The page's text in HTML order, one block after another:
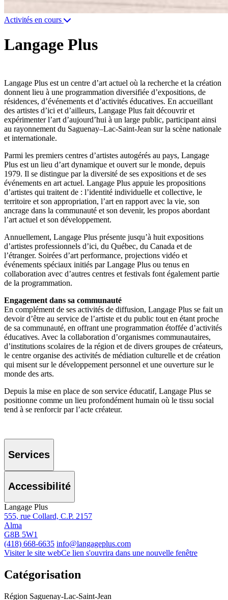
Activités en cours
Langage Plus
Langage Plus est un centre d’art actuel où la recherche et la création
donnent lieu à une programmation diversifiée d’expositions, de
résidences, d’événements et d’activités éducatives. En accueillant
des artistes d’ici et d’ailleurs, Langage Plus fait découvrir et
expérimenter l’art d’aujourd’hui à un large public, participant ainsi
au rayonnement du Saguenay–Lac-Saint-Jean sur la scène nationale
et internationale.
Parmi les premiers centres d’artistes autogérés au pays, Langage
Plus est un lieu d’art dynamique et ouvert sur le monde, depuis
1979. Il se distingue par la diversité de ses expositions et de ses
événements en art actuel. Langage Plus appuie les propositions
d’artistes qui traitent de : l’identité individuelle et collective, le
territoire et son appropriation, l’art en rapport avec la vie, son
ancrage dans la communauté et son devenir, les propos abordant
l’art actuel et son développement.
Annuellement, Langage Plus présente jusqu’à huit expositions
d’artistes professionnels d’ici, du Québec, du Canada et de
l’étranger. Soirées d’art performance, projections vidéo et
événements spéciaux initiés par Langage Plus ou tenus en
collaboration avec d’autres centres et festivals font également partie
de la programmation.
Engagement dans sa communauté
En complément de ses activités de diffusion, Langage Plus se fait un
devoir d’être au service de l’artiste et du public tout en étant proche
de sa communauté, en offrant une programmation étoffée d’activités
éducatives. Avec la collaboration d’organismes communautaires,
d’institutions scolaires de la région et de divers groupes de créateurs,
le centre organise des activités de médiation culturelle et de création
qui misent sur le développement personnel et une ouverture sur le
monde des arts.
Depuis la mise en place de son service éducatif, Langage Plus se
positionne comme un lieu profondément humain où le tissu social
tend à se renforcir par l’acte créateur.
Services
Accessibilité
Langage Plus
555, rue Collard, C.P. 2157
Alma
G8B 5W1
(418) 668-6635 info@langageplus.com
Visiter le site webCe lien s'ouvrira dans une nouvelle fenêtre
Catégorisation
Région Saguenay-Lac-Saint-Jean